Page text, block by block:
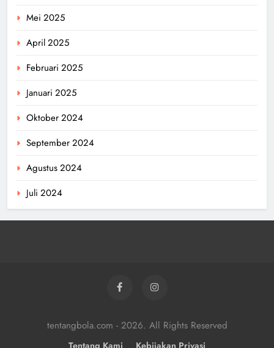
Mei 2025
April 2025
Februari 2025
Januari 2025
Oktober 2024
September 2024
Agustus 2024
Juli 2024
tentangbola.com - 2026. All Rights Reserved
Tentang Kami Kebijakan Privasi